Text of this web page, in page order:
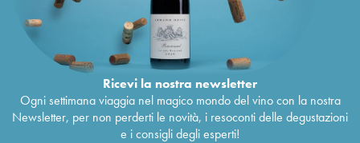
Ricevi la nostra newsletter
Ogni settimana viaggia nel magico mondo del vino con la nostra
Newsletter, per non perderti le novità, i resoconti delle degustazioni
e i consigli degli esperti!